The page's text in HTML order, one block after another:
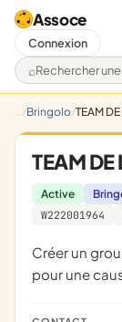
Assoce
Rechercher
Connexion
Bringolo TEAM
TEAM DE
Active
W222001964
créer un groupe de trail afin de soulever des fonds
pour une